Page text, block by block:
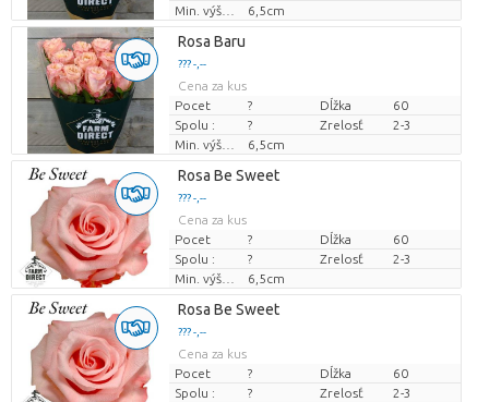
Min. výška kvetných pukov
6,5cm
Rosa Baru
??? -,--
Cena za kus
Pocet
? Dĺžka
60
Spolu :
? Zrelosť
2-3
Min. výška kvetných pukov
6,5cm
Rosa Be Sweet
??? -,--
Cena za kus
Pocet
? Dĺžka
60
Spolu :
? Zrelosť
2-3
Min. výška kvetných pukov
6,5cm
Rosa Be Sweet
??? -,--
Cena za kus
Pocet
? Dĺžka
60
Spolu :
? Zrelosť
2-3